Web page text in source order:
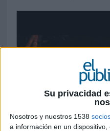
Su privacidad
Nosotros y nuestros 1538
a información en un